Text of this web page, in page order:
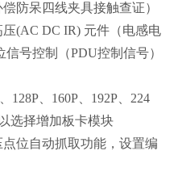
防呆四线夹具接触查证）
(AC DC IR) 元件（电感电
号控制（PDU控制信号）
128P、160P、192P、224
选择增加板卡模块
位自动抓取功能，设置编